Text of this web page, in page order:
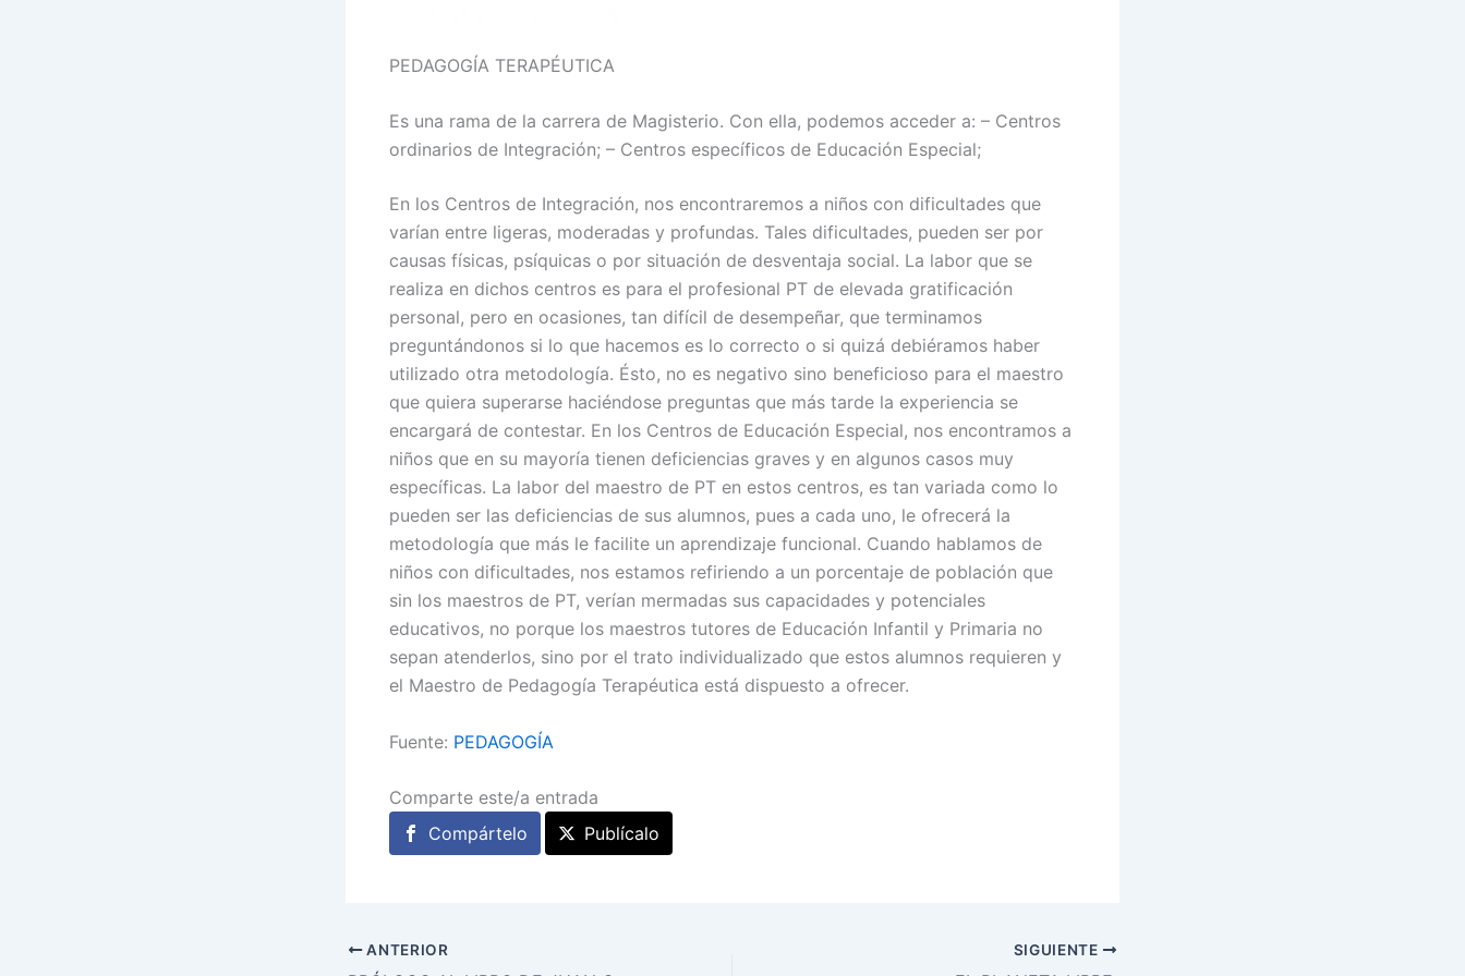
PEDAGOGÍA TERAPÉUTICA
Es una rama de la carrera de Magisterio. Con ella, podemos acceder a: – Centros
ordinarios de Integración; – Centros específicos de Educación Especial;
En los Centros de Integración, nos encontraremos a niños con dificultades que
varían entre ligeras, moderadas y profundas. Tales dificultades, pueden ser por
causas físicas, psíquicas o por situación de desventaja social. La labor que se
realiza en dichos centros es para el profesional PT de elevada gratificación
personal, pero en ocasiones, tan difícil de desempeñar, que terminamos
preguntándonos si lo que hacemos es lo correcto o si quizá debiéramos haber
utilizado otra metodología. Ésto, no es negativo sino beneficioso para el maestro
que quiera superarse haciéndose preguntas que más tarde la experiencia se
encargará de contestar. En los Centros de Educación Especial, nos encontramos a
niños que en su mayoría tienen deficiencias graves y en algunos casos muy
específicas. La labor del maestro de PT en estos centros, es tan variada como lo
pueden ser las deficiencias de sus alumnos, pues a cada uno, le ofrecerá la
metodología que más le facilite un aprendizaje funcional. Cuando hablamos de
niños con dificultades, nos estamos refiriendo a un porcentaje de población que
sin los maestros de PT, verían mermadas sus capacidades y potenciales
educativos, no porque los maestros tutores de Educación Infantil y Primaria no
sepan atenderlos, sino por el trato individualizado que estos alumnos requieren y
el Maestro de Pedagogía Terapéutica está dispuesto a ofrecer.
Fuente: PEDAGOGÍA
Comparte este/a entrada
Compártelo
Publícalo
ANTERIOR SIGUIENTE